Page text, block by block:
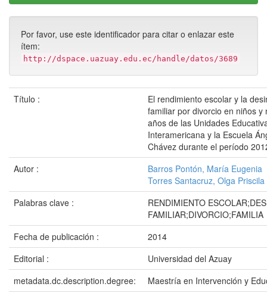
Por favor, use este identificador para citar o enlazar este
ítem:
http://dspace.uazuay.edu.ec/handle/datos/3689
Título :
El rendimiento escolar y la
familiar por divorcio en niños y
años de las Unidades
Interamericana y la Escuela
Chávez durante el período
Autor :
Barros Pontón, María Eugenia
Torres Santacruz, Olga Priscila
Palabras clave :
RENDIMIENTO
FAMILIAR;DIVORCIO;FAMILIA
Fecha de publicación :
2014
Editorial :
Universidad del Azuay
metadata.dc.description.degree:
Maestría en Intervención y